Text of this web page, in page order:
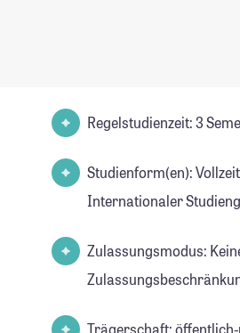
Regelstudienzeit: 3
Studienform(en):
Internationaler
Zulassungsmodus:
Trägerschaft: